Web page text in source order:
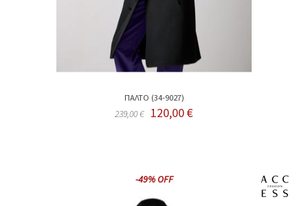
ΠΑΛΤΟ (34-9027)
239,00 € 120,00 €
-49% OFF